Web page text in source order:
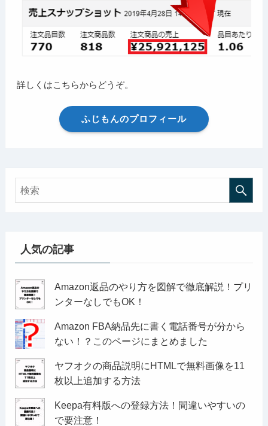
詳しくはこちらからどうぞ。
ふじもんのプロフィール
人気の記事
Amazon返品のやり方を図解で徹底解説！プリ
ンターなしでもOK！
Amazon FBA納品先に書く電話番号が分から
ない！？このページにまとめました
ヤフオクの商品説明にHTMLで無料画像を11
枚以上追加する方法
Keepa有料版への登録方法！間違いやすいの
で要注意！